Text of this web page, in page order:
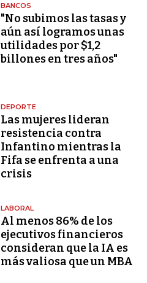
BANCOS
"No subimos las tasas y
aún así logramos unas
utilidades por $1,2
billones en tres años"
DEPORTE
Las mujeres lideran
resistencia contra
Infantino mientras la
Fifa se enfrenta a una
crisis
LABORAL
Al menos 86% de los
ejecutivos financieros
consideran que la IA es
más valiosa que un MBA